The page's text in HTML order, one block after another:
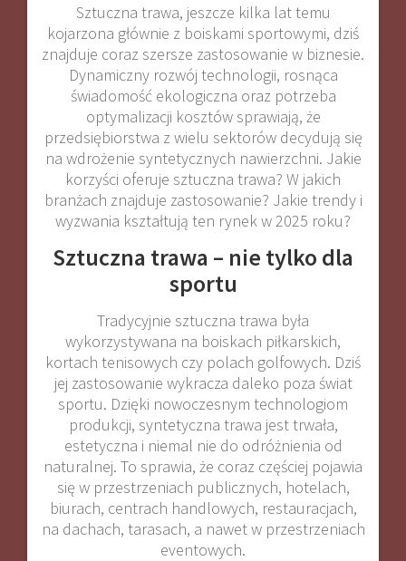
Sztuczna trawa, jeszcze kilka lat temu
kojarzona głównie z boiskami sportowymi, dziś
znajduje coraz szersze zastosowanie w biznesie.
Dynamiczny rozwój technologii, rosnąca
świadomość ekologiczna oraz potrzeba
optymalizacji kosztów sprawiają, że
przedsiębiorstwa z wielu sektorów decydują się
na wdrożenie syntetycznych nawierzchni. Jakie
korzyści oferuje sztuczna trawa? W jakich
branżach znajduje zastosowanie? Jakie trendy i
wyzwania kształtują ten rynek w 2025 roku?
Sztuczna trawa – nie tylko dla
sportu
Tradycyjnie sztuczna trawa była
wykorzystywana na boiskach piłkarskich,
kortach tenisowych czy polach golfowych. Dziś
jej zastosowanie wykracza daleko poza świat
sportu. Dzięki nowoczesnym technologiom
produkcji, syntetyczna trawa jest trwała,
estetyczna i niemal nie do odróżnienia od
naturalnej. To sprawia, że coraz częściej pojawia
się w przestrzeniach publicznych, hotelach,
biurach, centrach handlowych, restauracjach,
na dachach, tarasach, a nawet w przestrzeniach
eventowych.